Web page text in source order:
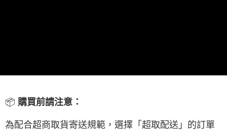
網購自取
📦 購買前請注意：
為配合超商取貨寄送規範，選擇「超取配送」的訂單